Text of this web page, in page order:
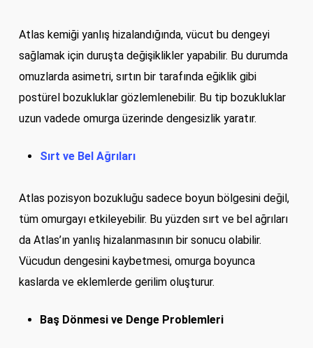
Atlas kemiği yanlış hizalandığında, vücut bu dengeyi
sağlamak için duruşta değişiklikler yapabilir. Bu durumda
omuzlarda asimetri, sırtın bir tarafında eğiklik gibi
postürel bozukluklar gözlemlenebilir. Bu tip bozukluklar
uzun vadede omurga üzerinde dengesizlik yaratır.
Sırt ve Bel Ağrıları
Atlas pozisyon bozukluğu sadece boyun bölgesini değil,
tüm omurgayı etkileyebilir. Bu yüzden sırt ve bel ağrıları
da Atlas’ın yanlış hizalanmasının bir sonucu olabilir.
Vücudun dengesini kaybetmesi, omurga boyunca
kaslarda ve eklemlerde gerilim oluşturur.
Baş Dönmesi ve Denge Problemleri